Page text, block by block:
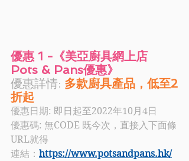
優惠 1 -《美亞廚具網上店
Pots & Pans優惠》
優惠詳情: 多款廚具產品，低至2
折起
優惠日期: 即日起至2022年10月4日
優惠碼: 無CODE 既今次，直接入下面條
URL就得
連結： https://www.potsandpans.hk/